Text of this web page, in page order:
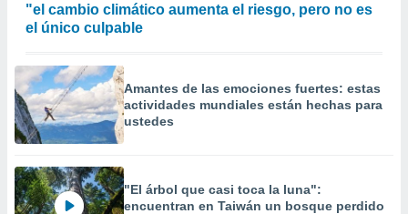
"el cambio climático aumenta el riesgo, pero no es
el único culpable
Amantes de las emociones fuertes: estas
actividades mundiales están hechas para
ustedes
"El árbol que casi toca la luna":
encuentran en Taiwán un bosque perdido